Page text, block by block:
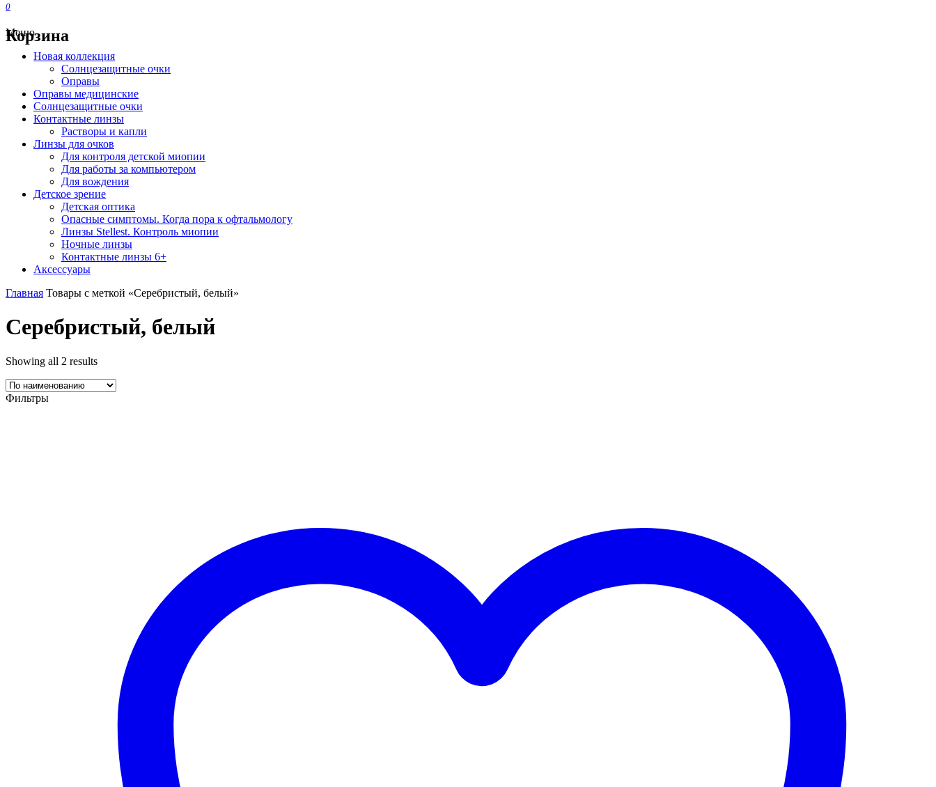
0
Корзина
Меню
Новая коллекция
Солнцезащитные очки
Оправы
Оправы медицинские
Солнцезащитные очки
Контактные линзы
Растворы и капли
Линзы для очков
Для контроля детской миопии
Для работы за компьютером
Для вождения
Детское зрение
Детская оптика
Опасные симптомы. Когда пора к офтальмологу
Линзы Stellest. Контроль миопии
Ночные линзы
Контактные линзы 6+
Аксессуары
Главная Товары с меткой «Серебристый, белый»
Серебристый, белый
Showing all 2 results
Фильтры